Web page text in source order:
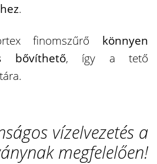
.
finomszűrő könnyen
bővíthető, így a tető
vízelvezetés a
megfelelően!